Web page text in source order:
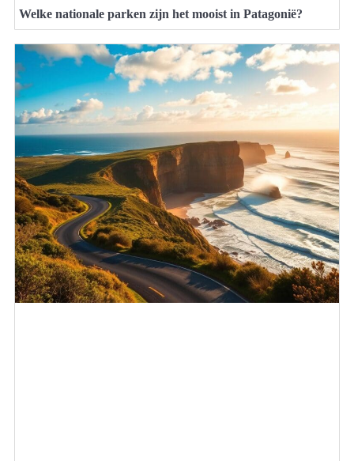
Welke nationale parken zijn het mooist in Patagonië?